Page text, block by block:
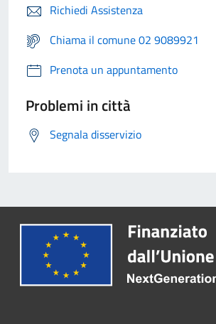
Richiedi Assistenza
Chiama il comune 02 9089921
Prenota un appuntamento
Problemi in città
Segnala disservizio